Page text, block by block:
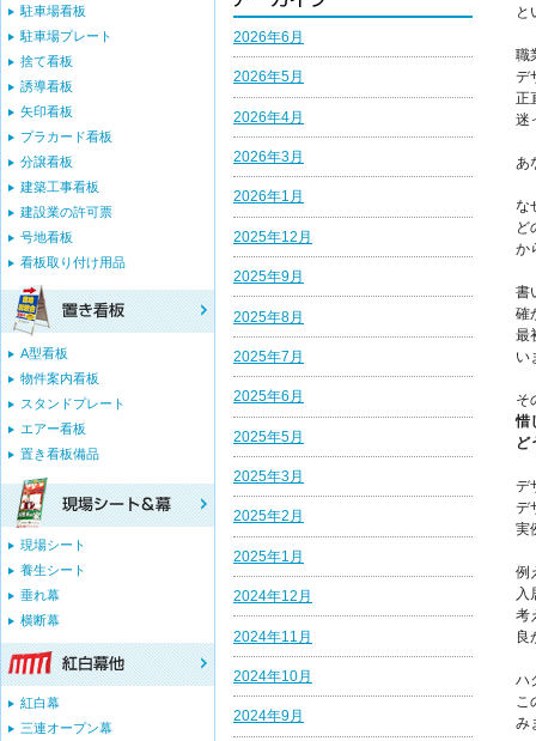
と
職
デ
正
迷
あ
な
ど
か
書
確
最
い
そ
惜
ど
デ
デ
実
例
入
考
良
ハ
こ
み
2026年6月
2026年5月
2026年4月
2026年3月
2026年1月
2025年12月
2025年9月
2025年8月
2025年7月
2025年6月
2025年5月
2025年3月
2025年2月
2025年1月
2024年12月
2024年11月
2024年10月
2024年9月
駐車場看板
駐車場プレート
捨て看板
誘導看板
矢印看板
プラカード看板
分譲看板
建築工事看板
建設業の許可票
号地看板
看板取り付け用品
A型看板
物件案内看板
スタンドプレート
エアー看板
置き看板備品
現場シート
養生シート
垂れ幕
横断幕
紅白幕
三連オープン幕